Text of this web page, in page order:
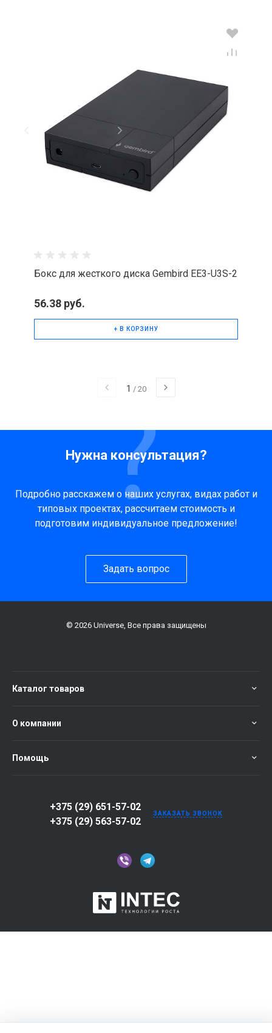
Бокс для жесткого диска Gembird EE3-U3S-2
56.38 руб.
+ В КОРЗИНУ
1 / 20
Нужна консультация?
Подробно расскажем о наших услугах, видах работ и
типовых проектах, рассчитаем стоимость и
подготовим индивидуальное предложение!
Задать вопрос
© 2026 Universe, Все права защищены
Каталог товаров
О компании
Помощь
+375 (29) 651-57-02
+375 (29) 563-57-02
ЗАКАЗАТЬ ЗВОНОК